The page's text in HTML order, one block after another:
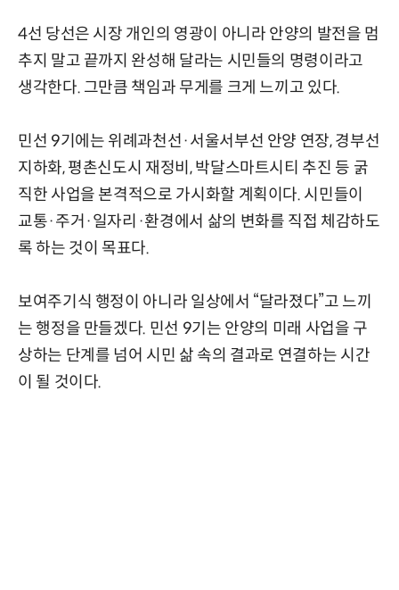
4선 당선은 시장 개인의 영광이 아니라 안양의 발전을 멈
추지 말고 끝까지 완성해 달라는 시민들의 명령이라고
생각한다. 그만큼 책임과 무게를 크게 느끼고 있다.
민선 9기에는 위례과천선·서울서부선 안양 연장, 경부선
지하화, 평촌신도시 재정비, 박달스마트시티 추진 등 굵
직한 사업을 본격적으로 가시화할 계획이다. 시민들이
교통·주거·일자리·환경에서 삶의 변화를 직접 체감하도
록 하는 것이 목표다.
보여주기식 행정이 아니라 일상에서 “달라졌다”고 느끼
는 행정을 만들겠다. 민선 9기는 안양의 미래 사업을 구
상하는 단계를 넘어 시민 삶 속의 결과로 연결하는 시간
이 될 것이다.